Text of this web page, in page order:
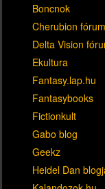
Boncnok
Cherubion
Delta Vision
Ekultura
Fantasy.lap.hu
Fantasybooks
Fictionkult
Gabo blog
Geekz
Heidel Dan